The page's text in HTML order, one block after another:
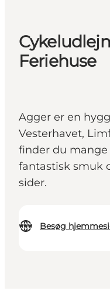
Feriehuse
Agger er en
Vesterhavet,
finder du
fantastisk smuk
sider.
Besøg